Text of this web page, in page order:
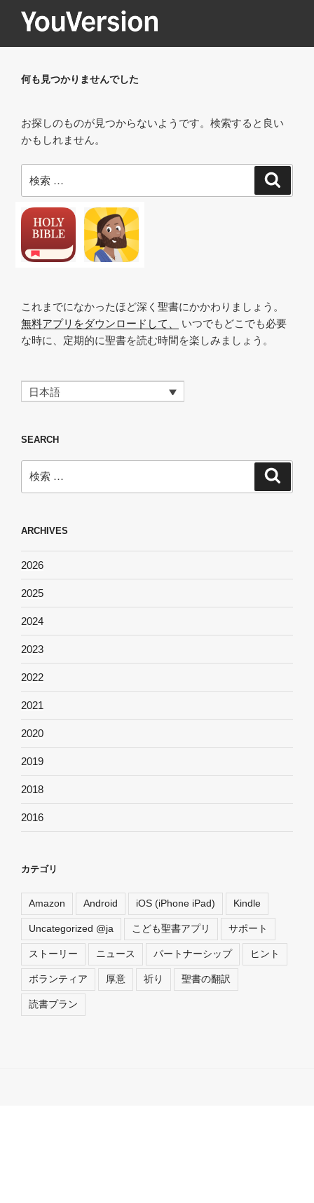
YOUVERSION
何も見つかりませんでした
お探しのものが見つからないようです。検索すると良い
かもしれません。
索:
これまでになかったほど深く聖書にかかわりましょう。
無料アプリをダウンロードして、
いつでもどこでも必要
な時に、定期的に聖書を読む時間を楽しみましょう。
日本語
SEARCH
索:
ARCHIVES
2026
2025
2024
2023
2022
2021
2020
2019
2018
2016
カテゴリ
Amazon Android iOS (iPhone iPad) Kindle
Uncategorized @ja こども聖書アプリ サポート
ストーリー ニュース パートナーシップ ヒント
ボランティア 厚意 祈り 聖書の翻訳
読書プラン